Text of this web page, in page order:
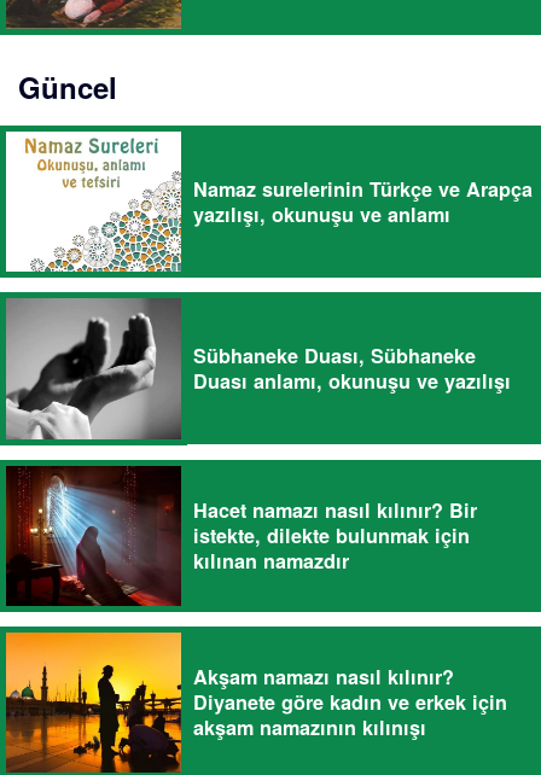
Güncel
Namaz surelerinin Türkçe ve Arapça
yazılışı, okunuşu ve anlamı
Sübhaneke Duası, Sübhaneke
Duası anlamı, okunuşu ve yazılışı
Hacet namazı nasıl kılınır? Bir
istekte, dilekte bulunmak için
kılınan namazdır
Akşam namazı nasıl kılınır?
Diyanete göre kadın ve erkek için
akşam namazının kılınışı